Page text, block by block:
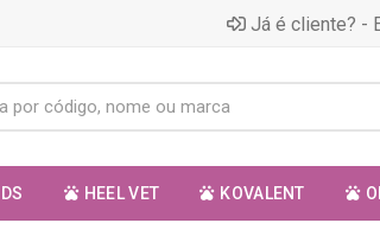
Já é cliente? -
HEEL VET KOVALENT